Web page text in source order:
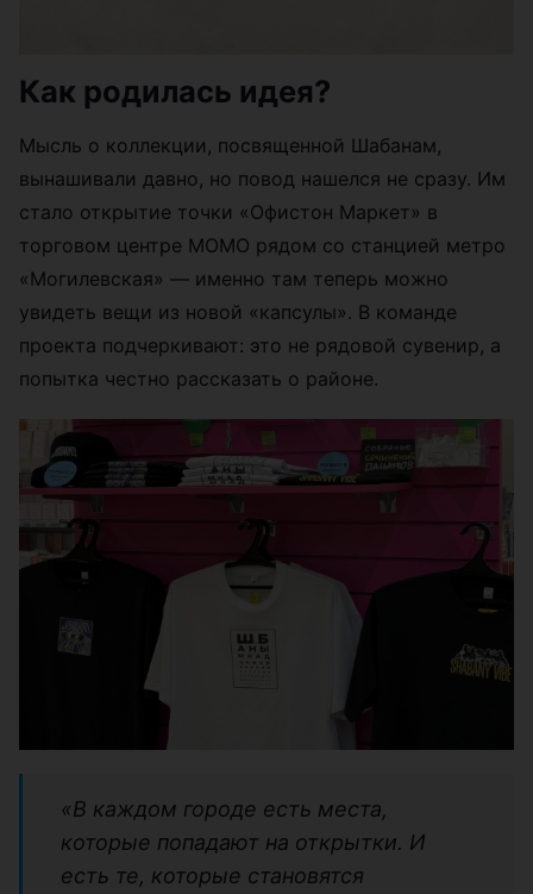
Как родилась идея?
Мысль о коллекции, посвященной Шабанам,
вынашивали давно, но повод нашелся не сразу. Им
стало открытие точки «Офистон Маркет» в
торговом центре МОМО рядом со станцией метро
«Могилевская» — именно там теперь можно
увидеть вещи из новой «капсулы». В команде
проекта подчеркивают: это не рядовой сувенир, а
попытка честно рассказать о районе.
«В каждом городе есть места,
которые попадают на открытки. И
есть те, которые становятся